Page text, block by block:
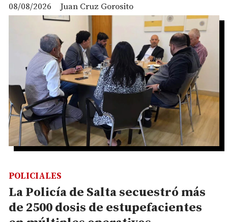
Juan Cruz Gorosito
08/08/2026
La Policía de Salta secuestró más
de 2500 dosis de estupefacientes
POLICIALES